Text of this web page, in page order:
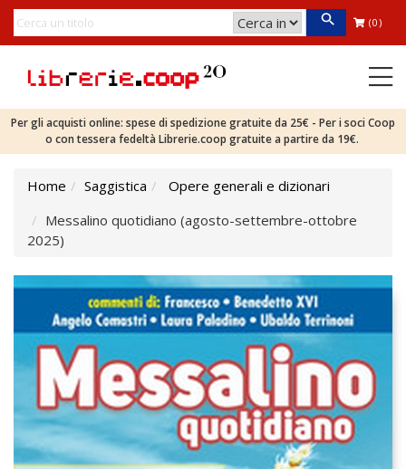
(0)
Per gli acquisti online: spese di spedizione gratuite da 25€ - Per i soci Coop
o con tessera fedeltà Librerie.coop gratuite a partire da 19€.
Home Saggistica
Opere generali e dizionari
Messalino quotidiano (agosto-settembre-ottobre
2025)